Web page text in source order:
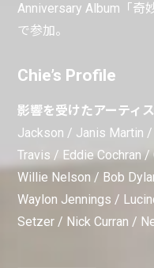
Anniversary Album「奇
で参加。
Chie’s Profile
影響を受けたアーティ
Jackson / Janis Martin
Travis / Eddie Cochran
Willie Nelson / Bob
Waylon Jennings /
Setzer / Nick Curran /